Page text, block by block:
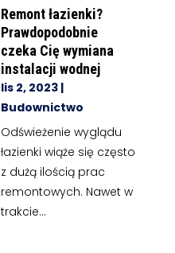
Remont łazienki?
Prawdopodobnie
czeka Cię wymiana
instalacji wodnej
lis 2, 2023|
Budownictwo
Odświeżenie wyglądu
łazienki wiąże się często
z dużą ilością prac
remontowych. Nawet w
trakcie...